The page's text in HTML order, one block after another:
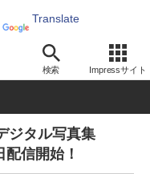
Translate
検索 Impressサイト
ジタル写真集
配信開始！